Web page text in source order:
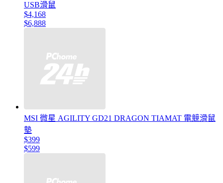
USB滑鼠
$4,168
$6,888
MSI 微星 AGILITY GD21 DRAGON TIAMAT 電競滑鼠
墊
$399
$599